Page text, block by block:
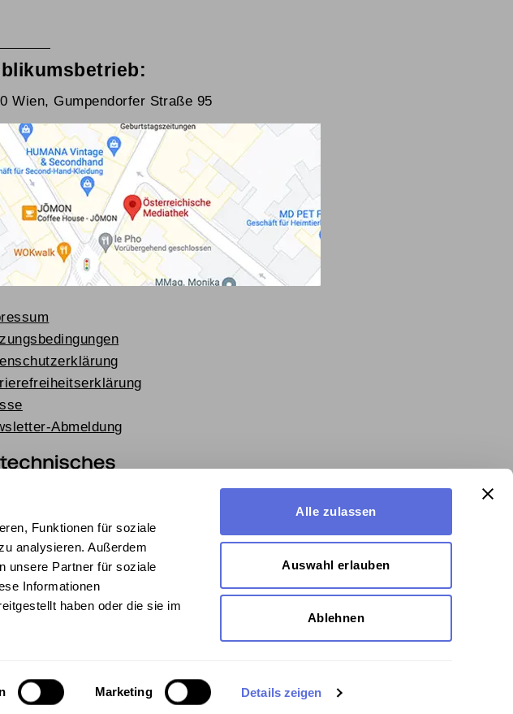
Funktionen für soziale
analysieren. Außerdem
unsere Partner für soziale
Informationen
haben oder die sie im
Marketing Details zeigen
Alle zulassen
Auswahl erlauben
Ablehnen
Wien, Gumpendorfer Straße 95
Abmeldung